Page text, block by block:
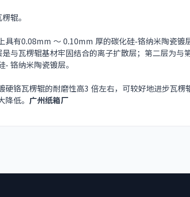
辊。
有0.08mm ～ 0.10mm 厚的碳化硅-铬纳米陶瓷镀层
与瓦楞辊基材牢固结合的离子扩散层；第二层为与
铬纳米陶瓷镀层。
铬瓦楞辊的耐磨性高3 倍左右，可较好地进步瓦楞
低。 广州纸箱厂